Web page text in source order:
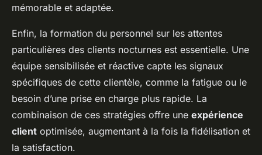
mémorable et adaptée.
Enfin, la formation du personnel sur les attentes
particulières des clients nocturnes est essentielle. Une
équipe sensibilisée et réactive capte les signaux
spécifiques de cette clientèle, comme la fatigue ou le
besoin d’une prise en charge plus rapide. La
combinaison de ces stratégies offre une expérience
client optimisée, augmentant à la fois la fidélisation et
la satisfaction.